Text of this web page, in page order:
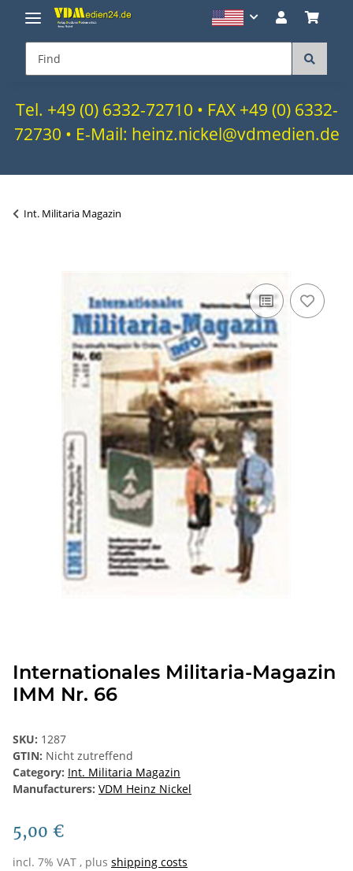
Tel. +49 (0) 6332-72710 • FAX +49 (0) 6332-
72730 • E-Mail: heinz.nickel@vdmedien.de
Int. Militaria Magazin
Internationales Militaria-Magazin
IMM Nr. 66
SKU: 1287
GTIN: Nicht zutreffend
Category: Int. Militaria Magazin
Manufacturers: VDM Heinz Nickel
5,00 €
incl. 7% VAT , plus shipping costs